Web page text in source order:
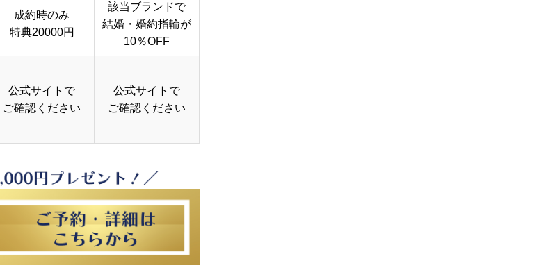
成約時のみ
特典20000円
該当ブランドで
結婚・婚約指輪が
10％OFF
公式サイトで
ご確認ください
公式サイトで
ご確認ください